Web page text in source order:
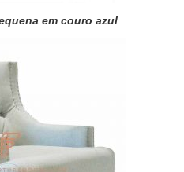
em couro azul